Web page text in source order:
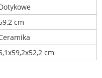
cm
cm